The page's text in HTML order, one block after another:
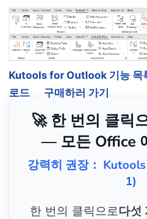
Kutools for Outlook 기능 목
로드
구매하러 가기
🚀 한 번의 클릭
— 모든 Office
강력히 권장：
1)
한 번의 클릭으로다섯